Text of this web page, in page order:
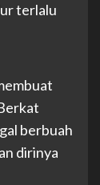
terlalu
berbuah
dirinya